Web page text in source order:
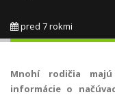
pred 7 rokmi
Mnohí rodičia
informácie o